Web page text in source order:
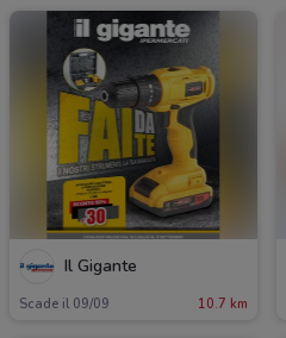
Il Gigante
Scade il 09/09 10.7 km